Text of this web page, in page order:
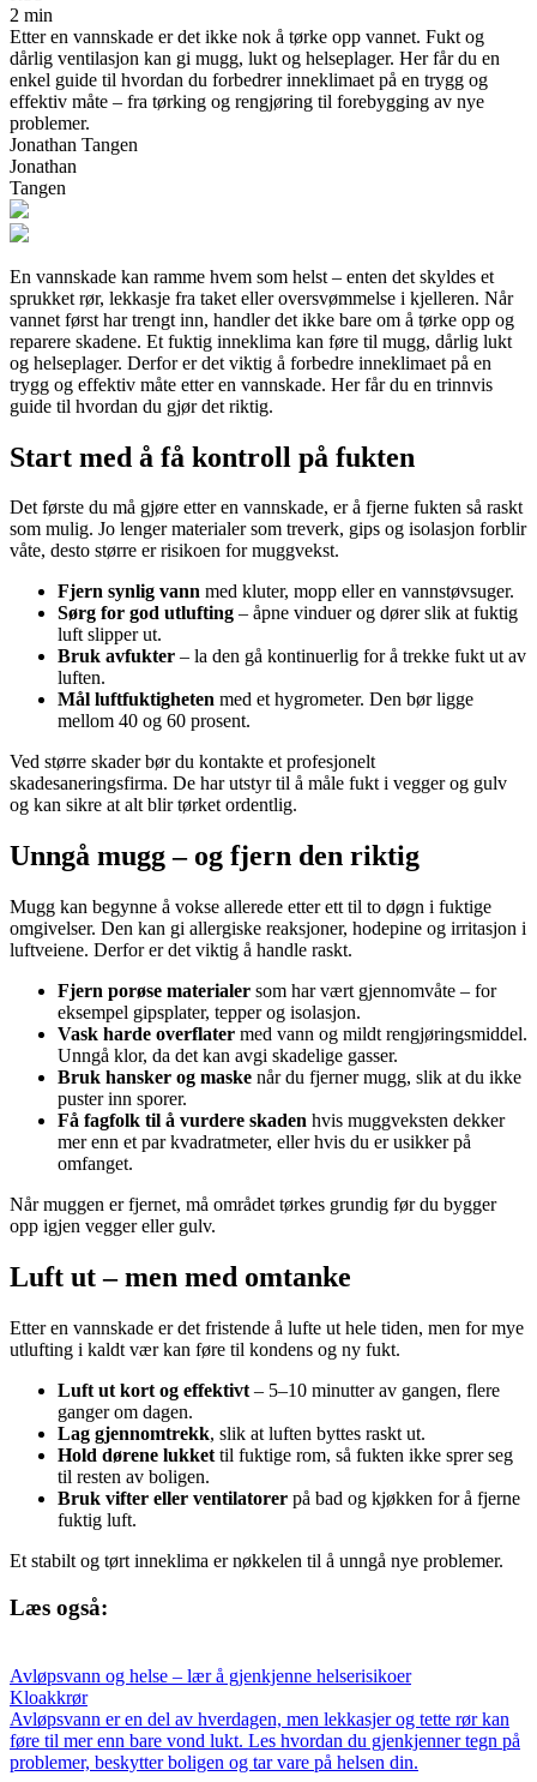
2 min
Etter en vannskade er det ikke nok å tørke opp vannet. Fukt og
dårlig ventilasjon kan gi mugg, lukt og helseplager. Her får du en
enkel guide til hvordan du forbedrer inneklimaet på en trygg og
effektiv måte – fra tørking og rengjøring til forebygging av nye
problemer.
Jonathan Tangen
Jonathan
Tangen
En vannskade kan ramme hvem som helst – enten det skyldes et
sprukket rør, lekkasje fra taket eller oversvømmelse i kjelleren. Når
vannet først har trengt inn, handler det ikke bare om å tørke opp og
reparere skadene. Et fuktig inneklima kan føre til mugg, dårlig lukt
og helseplager. Derfor er det viktig å forbedre inneklimaet på en
trygg og effektiv måte etter en vannskade. Her får du en trinnvis
guide til hvordan du gjør det riktig.
Start med å få kontroll på fukten
Det første du må gjøre etter en vannskade, er å fjerne fukten så raskt
som mulig. Jo lenger materialer som treverk, gips og isolasjon forblir
våte, desto større er risikoen for muggvekst.
Fjern synlig vann med kluter, mopp eller en vannstøvsuger.
Sørg for god utlufting – åpne vinduer og dører slik at fuktig
luft slipper ut.
Bruk avfukter – la den gå kontinuerlig for å trekke fukt ut av
luften.
Mål luftfuktigheten med et hygrometer. Den bør ligge
mellom 40 og 60 prosent.
Ved større skader bør du kontakte et profesjonelt
skadesaneringsfirma. De har utstyr til å måle fukt i vegger og gulv
og kan sikre at alt blir tørket ordentlig.
Unngå mugg – og fjern den riktig
Mugg kan begynne å vokse allerede etter ett til to døgn i fuktige
omgivelser. Den kan gi allergiske reaksjoner, hodepine og irritasjon i
luftveiene. Derfor er det viktig å handle raskt.
Fjern porøse materialer som har vært gjennomvåte – for
eksempel gipsplater, tepper og isolasjon.
Vask harde overflater med vann og mildt rengjøringsmiddel.
Unngå klor, da det kan avgi skadelige gasser.
Bruk hansker og maske når du fjerner mugg, slik at du ikke
puster inn sporer.
Få fagfolk til å vurdere skaden hvis muggveksten dekker
mer enn et par kvadratmeter, eller hvis du er usikker på
omfanget.
Når muggen er fjernet, må området tørkes grundig før du bygger
opp igjen vegger eller gulv.
Luft ut – men med omtanke
Etter en vannskade er det fristende å lufte ut hele tiden, men for mye
utlufting i kaldt vær kan føre til kondens og ny fukt.
Luft ut kort og effektivt – 5–10 minutter av gangen, flere
ganger om dagen.
Lag gjennomtrekk, slik at luften byttes raskt ut.
Hold dørene lukket til fuktige rom, så fukten ikke sprer seg
til resten av boligen.
Bruk vifter eller ventilatorer på bad og kjøkken for å fjerne
fuktig luft.
Et stabilt og tørt inneklima er nøkkelen til å unngå nye problemer.
Læs også:
Avløpsvann og helse – lær å gjenkjenne helserisikoer
Kloakkrør
Avløpsvann er en del av hverdagen, men lekkasjer og tette rør kan
føre til mer enn bare vond lukt. Les hvordan du gjenkjenner tegn på
problemer, beskytter boligen og tar vare på helsen din.